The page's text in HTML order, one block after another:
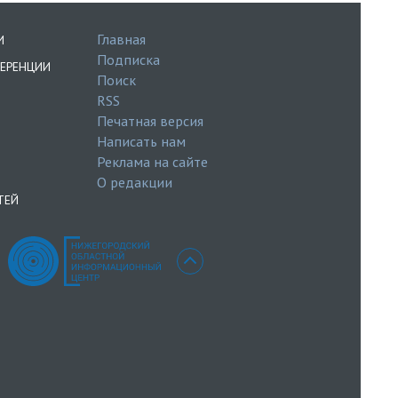
Главная
Подписка
Поиск
RSS
Печатная версия
Написать нам
Реклама на сайте
О редакции